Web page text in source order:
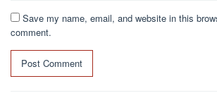
Save my name, email, and website in this
comment.